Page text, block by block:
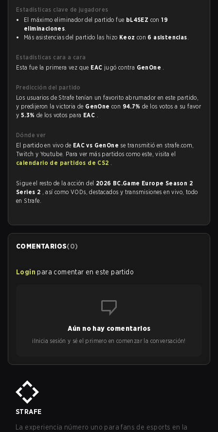
Estadísticas clave de jugadores
El máximo eliminador del partido fue bL4SEZ con19
eliminaciones.
Más asistencias del partido las hizo Keoz con 6 asistencias.
Estadísticas cara a cara
Esta fue la primera vez que EAC jugó contra GenOne .
Predicción del partido
Los usuarios de Strafe tenían un favorito abrumador en este partido,
y predijeron la victoria de GenOnecon 94.7%de los votos a su favor
y 5.3% de los votos para EAC .
Dónde ver
El partido en vivo de EAC vs GenOne se transmitió en strafe.com,
Twitch y Youtube. Para ver más partidos como este, visita el
calendario de partidos de CS2 .
Sigue el resto de la acción del 2026 BC.Game Europe Season 2
Series 2 , así como VODs, destacados y transmisiones en vivo, todo
en Strafe.
COMENTARIOS(0)
Login para comentar en este partido
Aún no hay comentarios
¡Inicia sesión y sé el primero en comenzar la conversación!
STRAFE
La experiencia número uno para fans de esports en la